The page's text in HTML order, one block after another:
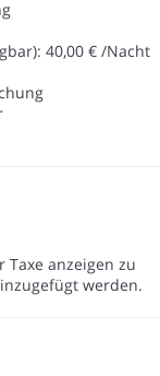
40,00 € /Nacht
Taxe anzeigen zu
werden.